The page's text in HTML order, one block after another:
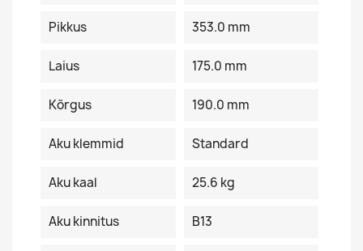
Pikkus 353.0 mm
Laius 175.0 mm
Kõrgus 190.0 mm
Aku klemmid Standard
Aku kaal 25.6 kg
Aku kinnitus B13